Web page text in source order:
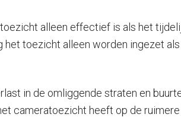
alleen effectief is als het
toezicht alleen worden ingezet
in de omliggende straten en
cameratoezicht heeft op de